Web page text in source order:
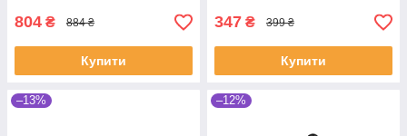
804 ₴ 884 ₴
Купити
347 ₴ 399 ₴
Купити
–13% –12%